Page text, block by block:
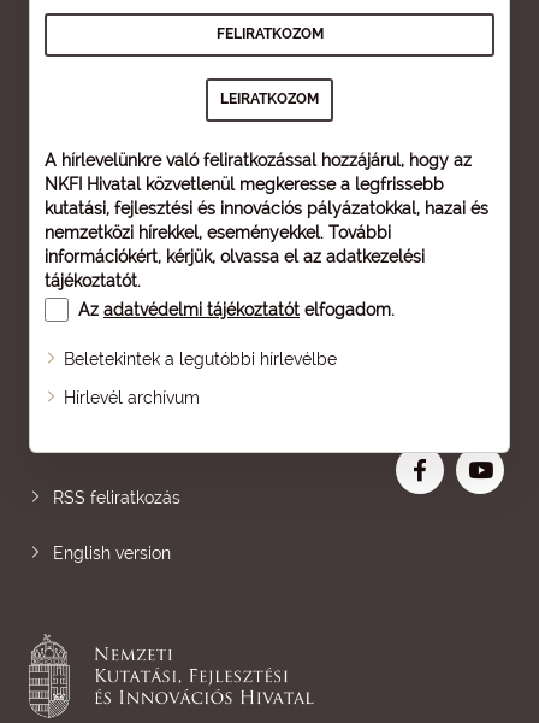
A hírlevelünkre való feliratkozással hozzájárul, hogy az
NKFI Hivatal közvetlenül megkeresse a legfrissebb
kutatási, fejlesztési és innovációs pályázatokkal, hazai és
nemzetközi hírekkel, eseményekkel. További
információkért, kérjük, olvassa el az adatkezelési
tájékoztatót.
Az adatvédelmi tájékoztatót elfogadom.
Beletekintek a legutóbbi hírlevélbe
Hírlevél archívum
Oldaltérkép
RSS feliratkozás
English version